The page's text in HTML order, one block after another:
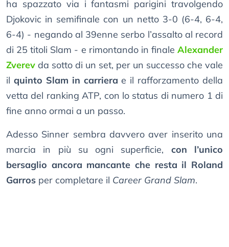
ha spazzato via i fantasmi parigini travolgendo
Djokovic in semifinale con un netto 3-0 (6-4, 6-4,
6-4) - negando al 39enne serbo l’assalto al record
di 25 titoli Slam - e rimontando in finale Alexander
Zverev da sotto di un set, per un successo che vale
il quinto Slam in carriera e il rafforzamento della
vetta del ranking ATP, con lo status di numero 1 di
fine anno ormai a un passo.
Adesso Sinner sembra davvero aver inserito una
marcia in più su ogni superficie, con l’unico
bersaglio ancora mancante che resta il Roland
Garros per completare il Career Grand Slam.